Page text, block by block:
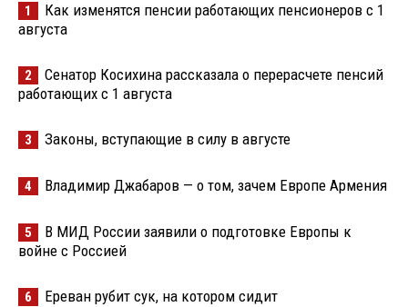
1
Как изменятся пенсии работающих пенсионеров с 1
августа
2
Сенатор Косихина рассказала о перерасчете пенсий
работающих с 1 августа
3 Законы, вступающие в силу в августе
4 Владимир Джабаров — о том, зачем Европе Армения
5
В МИД России заявили о подготовке Европы к
войне с Россией
6 Ереван рубит сук, на котором сидит